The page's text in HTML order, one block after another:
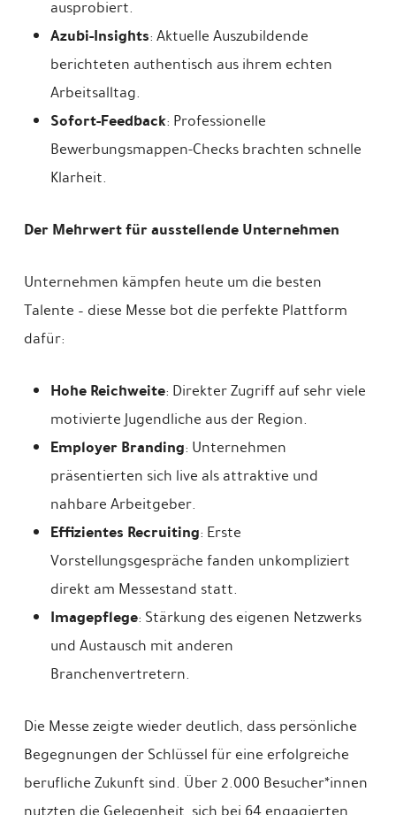
ausprobiert.
Azubi-Insights: Aktuelle Auszubildende
berichteten authentisch aus ihrem echten
Arbeitsalltag.
Sofort-Feedback: Professionelle
Bewerbungsmappen-Checks brachten schnelle
Klarheit.
Der Mehrwert für ausstellende Unternehmen
Unternehmen kämpfen heute um die besten
Talente – diese Messe bot die perfekte Plattform
dafür:
Hohe Reichweite: Direkter Zugriff auf sehr viele
motivierte Jugendliche aus der Region.
Employer Branding: Unternehmen
präsentierten sich live als attraktive und
nahbare Arbeitgeber.
Effizientes Recruiting: Erste
Vorstellungsgespräche fanden unkompliziert
direkt am Messestand statt.
Imagepflege: Stärkung des eigenen Netzwerks
und Austausch mit anderen
Branchenvertretern.
Die Messe zeigte wieder deutlich, dass persönliche
Begegnungen der Schlüssel für eine erfolgreiche
berufliche Zukunft sind. Über 2.000 Besucher*innen